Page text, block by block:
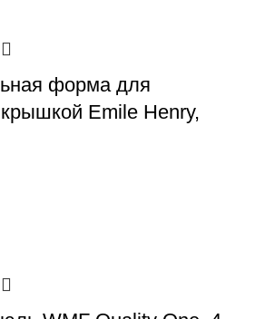
форма для
Emile Henry,